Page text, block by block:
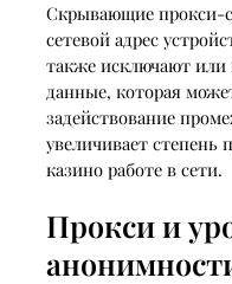
Скрывающие прокси-
сетевой адрес
также исключают
данные, которая
задействование
увеличивает степень
казино работе в сети.
Прокси и